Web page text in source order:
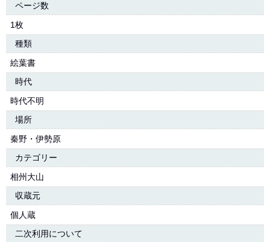
ページ数
1枚
種類
絵葉書
時代
時代不明
場所
秦野・伊勢原
カテゴリー
相州大山
収蔵元
個人蔵
二次利用について